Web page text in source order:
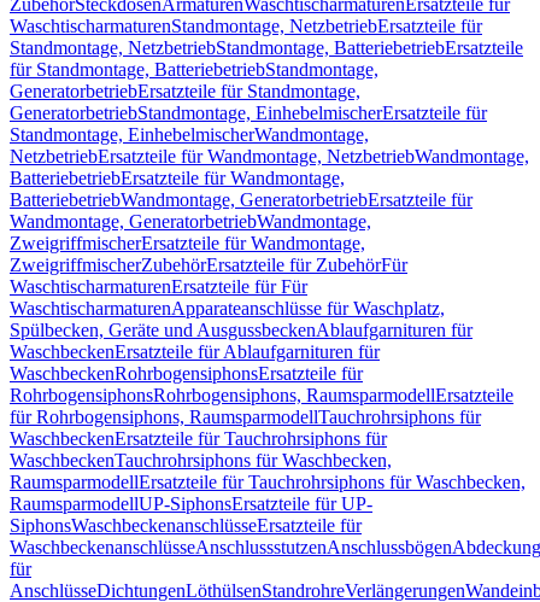
ZubehörSteckdosenArmaturenWaschtischarmaturen Ersatzteile für
WaschtischarmaturenStandmontage, NetzbetriebErsatzteile für
Standmontage, NetzbetriebStandmontage, BatteriebetriebErsatzteile
für Standmontage, BatteriebetriebStandmontage,
GeneratorbetriebErsatzteile für Standmontage,
GeneratorbetriebStandmontage, EinhebelmischerErsatzteile für
Standmontage, EinhebelmischerWandmontage,
NetzbetriebErsatzteile für Wandmontage, NetzbetriebWandmontage,
BatteriebetriebErsatzteile für Wandmontage,
BatteriebetriebWandmontage, GeneratorbetriebErsatzteile für
Wandmontage, GeneratorbetriebWandmontage,
ZweigriffmischerErsatzteile für Wandmontage,
ZweigriffmischerZubehörErsatzteile für ZubehörFür
WaschtischarmaturenErsatzteile für Für
WaschtischarmaturenApparateanschlüsse für Waschplatz,
Spülbecken, Geräte und AusgussbeckenAblaufgarnituren für
WaschbeckenErsatzteile für Ablaufgarnituren für
WaschbeckenRohrbogensiphonsErsatzteile für
RohrbogensiphonsRohrbogensiphons, RaumsparmodellErsatzteile
für Rohrbogensiphons, RaumsparmodellTauchrohrsiphons für
WaschbeckenErsatzteile für Tauchrohrsiphons für
WaschbeckenTauchrohrsiphons für Waschbecken,
RaumsparmodellErsatzteile für Tauchrohrsiphons für Waschbecken,
RaumsparmodellUP-SiphonsErsatzteile für UP-
SiphonsWaschbeckenanschlüsseErsatzteile für
WaschbeckenanschlüsseAnschlussstutzenAnschlussbögen
für
AnschlüsseDichtungenLöthülsenStandrohreVerlängerungen